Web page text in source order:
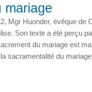
mariage
Mgr Huonder, évêque
Son texte a été perçu
du mariage est
sacramentalité du